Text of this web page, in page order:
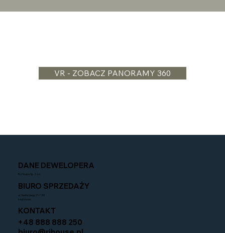
VR - ZOBACZ PANORAMY 360
DANE DEWELOPERA
RJ House Sp. Z o.o.
BIURO SPRZEDAŻY
ul. Siwińskiego 11/139
Legionowo
KONTAKT
+48 888 888 250